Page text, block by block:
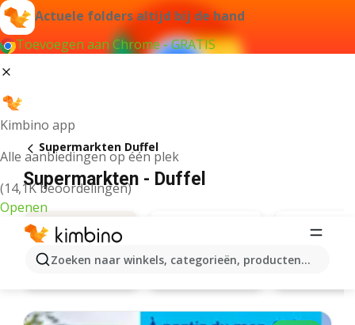
Actuele folders altijd bij de hand
Toevoegen aan Chrome - GRATIS
Kimbino app
Alle aanbiedingen op één plek
(14,1K beoordelingen)
Openen
Zoeken naar winkels, categorieën, producten...
Supermarkten Duffel
Supermarkten - Duffel
Lidl